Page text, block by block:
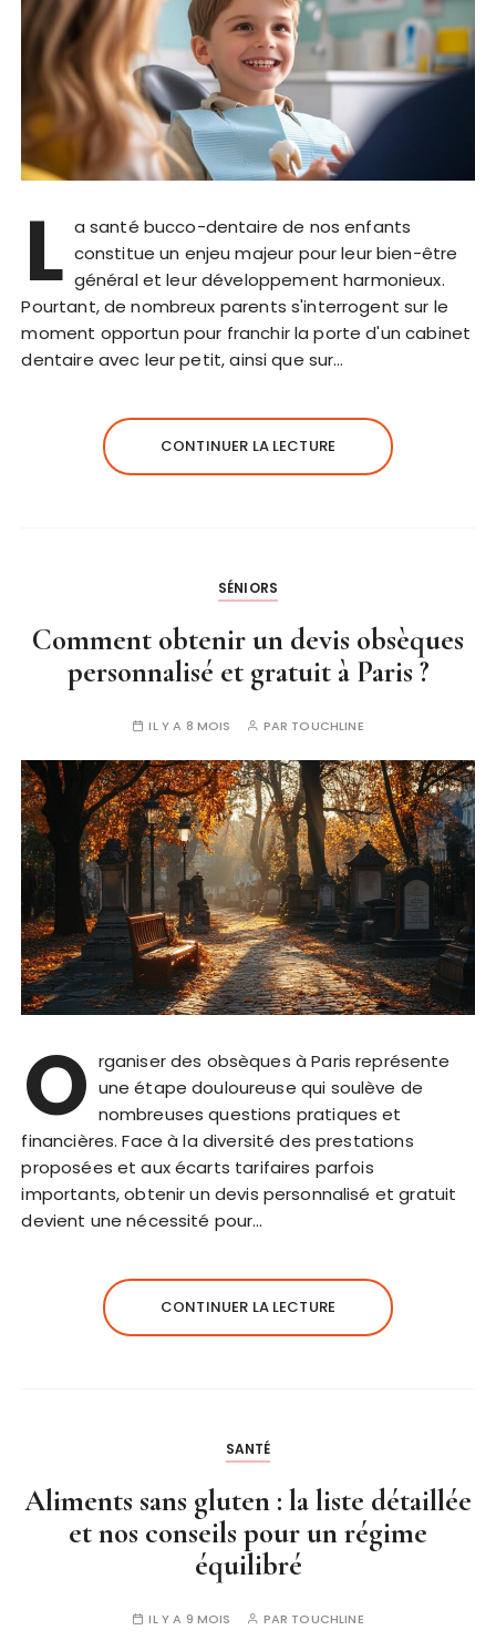
L a santé bucco-dentaire de nos enfants
constitue un enjeu majeur pour leur bien-être
général et leur développement harmonieux.
Pourtant, de nombreux parents s'interrogent sur le
moment opportun pour franchir la porte d'un cabinet
dentaire avec leur petit, ainsi que sur…
CONTINUER LA LECTURE
SÉNIORS
Comment obtenir un devis obsèques
personnalisé et gratuit à Paris ?
IL Y A 8 MOIS PAR TOUCHLINE
O rganiser des obsèques à Paris représente
une étape douloureuse qui soulève de
nombreuses questions pratiques et
financières. Face à la diversité des prestations
proposées et aux écarts tarifaires parfois
importants, obtenir un devis personnalisé et gratuit
devient une nécessité pour…
CONTINUER LA LECTURE
SANTÉ
Aliments sans gluten : la liste détaillée
et nos conseils pour un régime
équilibré
IL Y A 9 MOIS PAR TOUCHLINE